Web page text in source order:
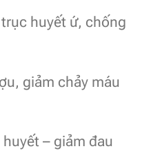
huyết ứ, chống
giảm chảy máu
– giảm đau